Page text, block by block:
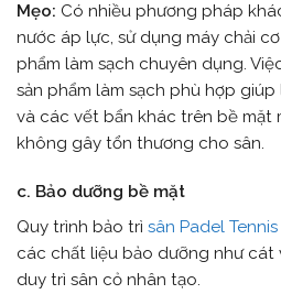
Mẹo: Có nhiều phương pháp
nước áp lực, sử dụng máy chải
phẩm làm sạch chuyên dụng.
sản phẩm làm sạch phù hợp
và các vết bẩn khác trên bề mặt
không gây tổn thương cho sân.
c. Bảo dưỡng bề mặt
Quy trình bảo trì sân Padel Tennis
các chất liệu bảo dưỡng như cát
duy trì sân cỏ nhân tạo.